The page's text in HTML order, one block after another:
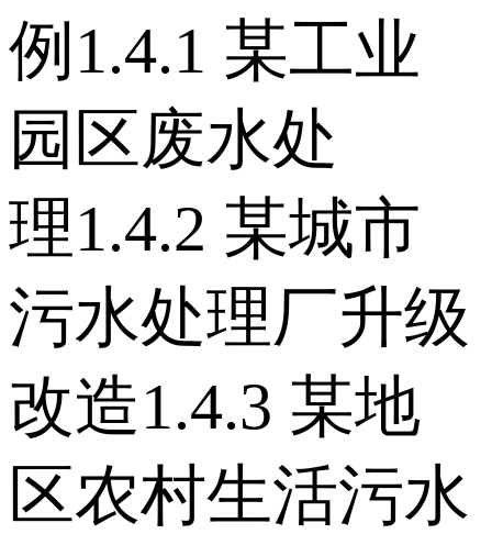
例 1.4.1 某工业
园区废水处
理 1.4.2 某城市
污水处理厂升级
改造 1.4.3 某地
区农村生活污水